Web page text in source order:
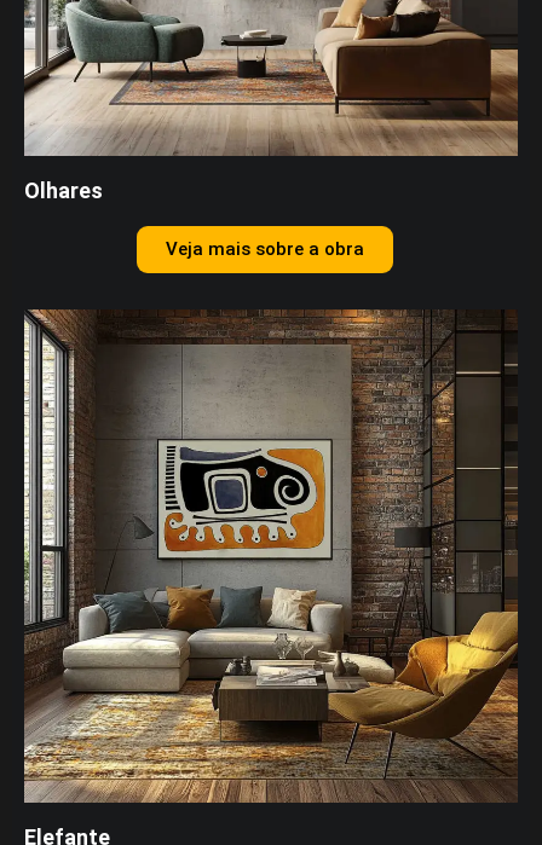
Olhares
Veja mais sobre a obra
Elefante